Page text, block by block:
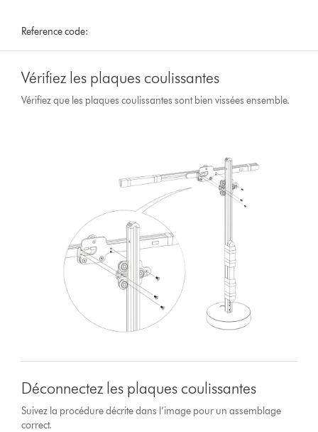
Reference code:
Vérifiez les plaques coulissantes
Vérifiez que les plaques coulissantes sont bien vissées ensemble.
Déconnectez les plaques coulissantes
Suivez la procédure décrite dans l’image pour un assemblage
correct.